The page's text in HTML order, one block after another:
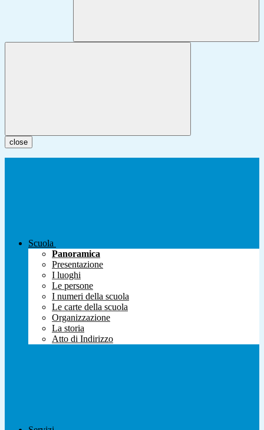
close
Scuola
Panoramica
Presentazione
I luoghi
Le persone
I numeri della scuola
Le carte della scuola
Organizzazione
La storia
Atto di Indirizzo